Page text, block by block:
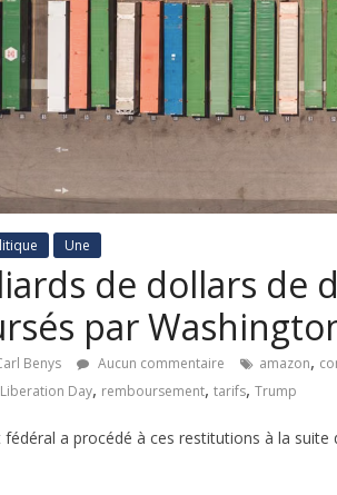
Une
de dollars de
par
Benys Aucun commentaire amazon,
Liberation Day, remboursement, tarifs, Trump
a procédé à ces restitutions à la